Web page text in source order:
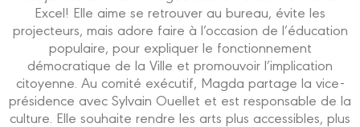
Excel! Elle aime se retrouver au bureau, évite les
projecteurs, mais adore faire à l’occasion de l’éducation
populaire, pour expliquer le fonctionnement
démocratique de la Ville et promouvoir l’implication
citoyenne. Au comité exécutif, Magda partage la vice-
présidence avec Sylvain Ouellet et est responsable de la
culture. Elle souhaite rendre les arts plus accessibles, plus